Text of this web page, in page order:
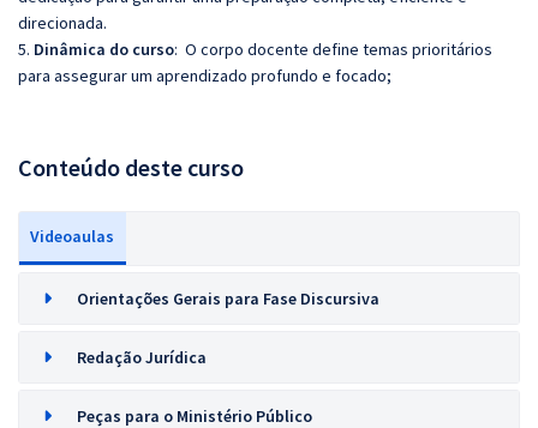
direcionada.
5. Dinâmica do curso: O corpo docente define temas prioritários
para assegurar um aprendizado profundo e focado;
Conteúdo deste curso
Videoaulas
Orientações Gerais para Fase Discursiva
Redação Jurídica
Peças para o Ministério Público